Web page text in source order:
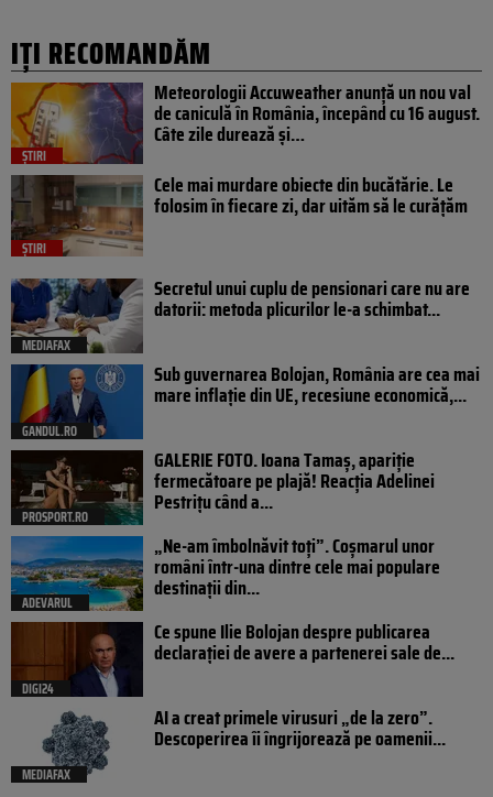
IȚI RECOMANDĂM
ȘTIRI
Meteorologii Accuweather anunță un nou val
de caniculă în România, începând cu 16 august.
Câte zile durează și…
ȘTIRI
Cele mai murdare obiecte din bucătărie. Le
folosim în fiecare zi, dar uităm să le curățăm
MEDIAFAX
Secretul unui cuplu de pensionari care nu are
datorii: metoda plicurilor le-a schimbat...
GANDUL.RO
Sub guvernarea Bolojan, România are cea mai
mare inflație din UE, recesiune economică,...
PROSPORT.RO
GALERIE FOTO. Ioana Tamaş, apariție
fermecătoare pe plajă! Reacția Adelinei
Pestrițu când a...
ADEVARUL
„Ne-am îmbolnăvit toți”. Coșmarul unor
români într-una dintre cele mai populare
destinații din...
DIGI24
Ce spune Ilie Bolojan despre publicarea
declarației de avere a partenerei sale de...
MEDIAFAX
AI a creat primele virusuri „de la zero”.
Descoperirea îi îngrijorează pe oamenii...